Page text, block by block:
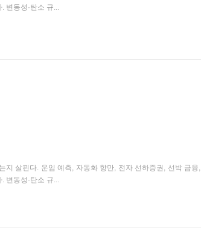
변동성·탄소 규...
살핀다. 운임 예측, 자동화 항만, 전자 선하증권, 선박 금융,
변동성·탄소 규...